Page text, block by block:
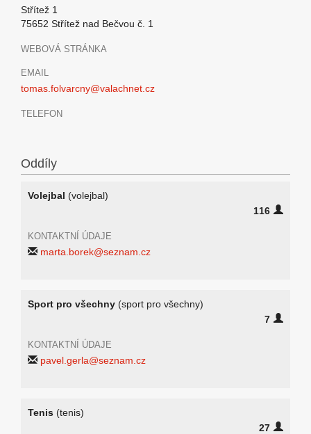
Střítež 1
75652 Střítež nad Bečvou č. 1
WEBOVÁ STRÁNKA
EMAIL
tomas.folvarcny@valachnet.cz
TELEFON
Oddíly
Volejbal (volejbal)
116
KONTAKTNÍ ÚDAJE
marta.borek@seznam.cz
Sport pro všechny (sport pro všechny)
7
KONTAKTNÍ ÚDAJE
pavel.gerla@seznam.cz
Tenis (tenis)
27